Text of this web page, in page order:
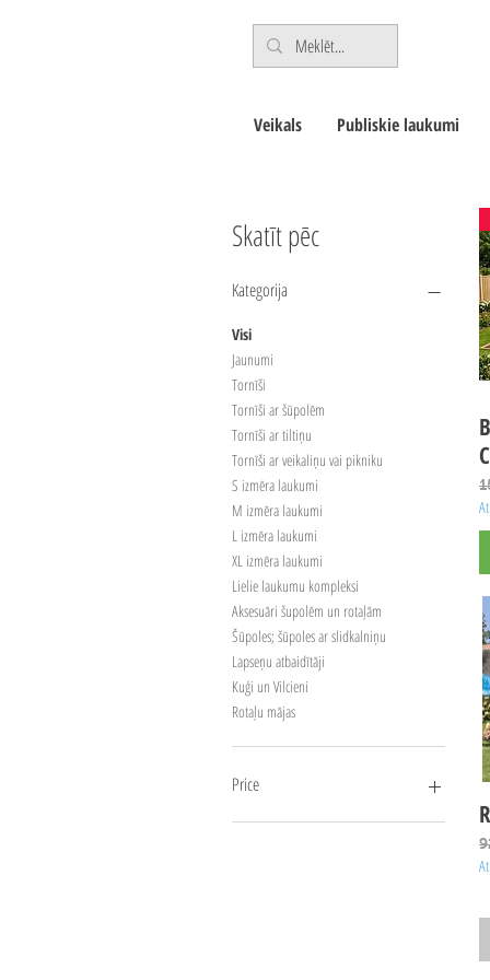
Veikals Publiskie laukumi
Skatīt pēc
Kategorija
Visi
Jaunumi
Tornīši
Tornīši ar šūpolēm
Tornīši ar tiltiņu
Tornīši ar veikaliņu vai pikniku
S izmēra laukumi
M izmēra laukumi
L izmēra laukumi
XL izmēra laukumi
Lielie laukumu kompleksi
Aksesuāri šupolēm un rotaļām
Šūpoles; šūpoles ar slidkalniņu
Lapseņu atbaidītāji
Kuģi un Vilcieni
Rotaļu mājas
Price